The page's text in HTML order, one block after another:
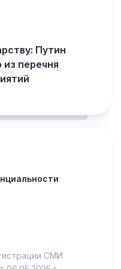
Путин
перечня
СМИ